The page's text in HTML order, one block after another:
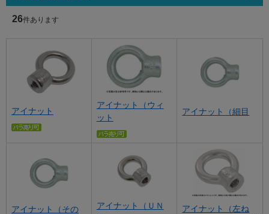
26件あります
アイナット
アイナット（ウィ
ット
アイナット（細目
アイナット（その
アイナット（ＵＮ
アイナット（左ね